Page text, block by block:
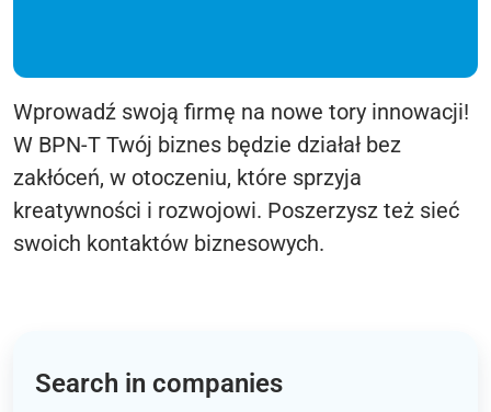
Wprowadź swoją firmę na nowe tory innowacji!
W BPN-T Twój biznes będzie działał bez
zakłóceń, w otoczeniu, które sprzyja
kreatywności i rozwojowi. Poszerzysz też sieć
swoich kontaktów biznesowych.
Search in companies